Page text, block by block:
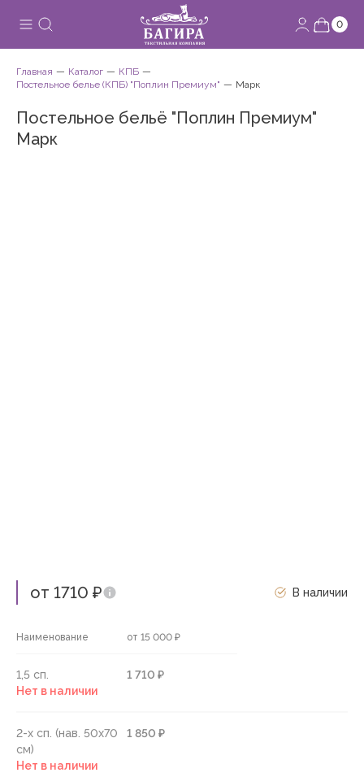
0
Главная Каталог
КПБ
Постельное белье (КПБ) "Поплин Премиум"
Марк
Постельное бельё "Поплин Премиум"
Марк
от 1710 ₽ В наличии
Наименование от 15 000 ₽
1,5 сп.
1 710 ₽
Нет в наличии
2-х сп. (нав. 50х70
см)
1 850 ₽
Нет в наличии